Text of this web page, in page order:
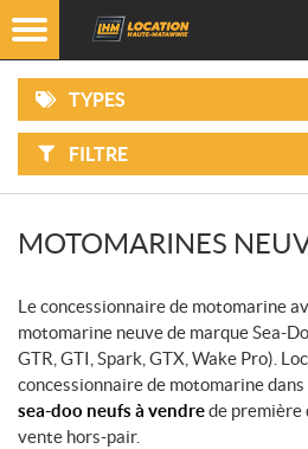
TYPES
FILTRE
VTT
MOTOCYCLETTES
CÔTES-
À-
CÔTES
MOTONEIGES
MOTOMARINES
PONTONS
PRODUITS
F
T
R
Options
EN
INVENTAIRE
Filtre
Marque
Type
MOTOMARINES
Le concessionnaire de motomarine
motomarine neuve de marque Sea-
GTR, GTI, Spark, GTX, Wake Pro).
concessionnaire de motomarine
sea-doo neufs à vendrede première
vente hors-pair.